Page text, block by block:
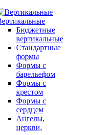
Бюджетные
вертикальные
Стандартные
формы
Формы с
барельефом
Формы с
крестом
Формы с
сердцем
Ангелы,
церкви,